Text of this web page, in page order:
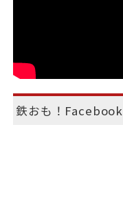
鉄おも！Facebook